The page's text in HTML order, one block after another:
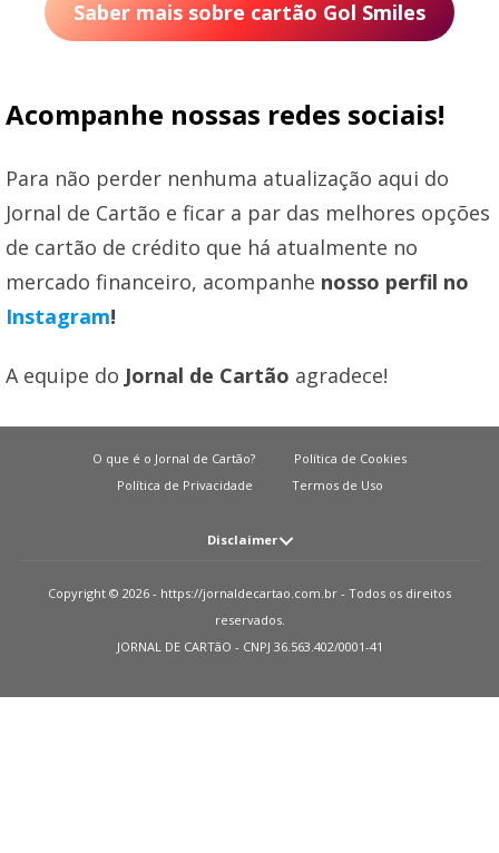
Saber mais sobre cartão Gol Smiles
Acompanhe nossas redes sociais!
Para não perder nenhuma atualização aqui do
Jornal de Cartão e ficar a par das melhores opções
de cartão de crédito que há atualmente no
mercado financeiro, acompanhe nosso perfil no
Instagram!
A equipe do Jornal de Cartão agradece!
O que é o Jornal de Cartão?
Política de Cookies
Política de Privacidade
Termos de Uso
Disclaimer
em dinheiro para liberação de qualquer tipo de produto financeiro, seja
cartão de crédito, financiamento ou empréstimo. Caso isto aconteça nos
avise pelo formulário imediatamente. Observações: O JORNAL DE CARTãO
ressaltar que essas informações podem divergir das informações
Copyright © 2026 - https://jornaldecartao.com.br - Todos os direitos
reservados.
JORNAL DE CARTãO - CNPJ 36.563.402/0001-41